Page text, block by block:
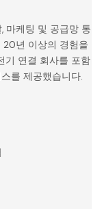
마케팅 및 공급망 통
20년 이상의 경험을
기 연결 회사를 포함
를 제공했습니다.